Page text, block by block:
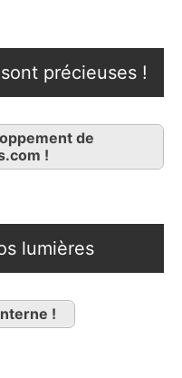
précieuses !
de
!
lumières
!